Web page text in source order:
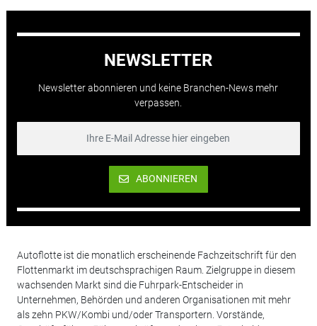
NEWSLETTER
Newsletter abonnieren und keine Branchen-News mehr
verpassen.
ABONNIEREN
Autoflotte ist die monatlich erscheinende Fachzeitschrift für den
Flottenmarkt im deutschsprachigen Raum. Zielgruppe in diesem
wachsenden Markt sind die Fuhrpark-Entscheider in
Unternehmen, Behörden und anderen Organisationen mit mehr
als zehn PKW/Kombi und/oder Transportern. Vorstände,